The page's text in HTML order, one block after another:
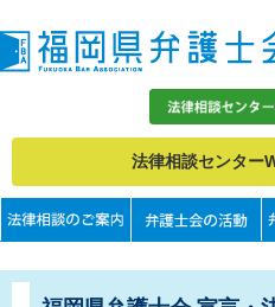
法律相談センター